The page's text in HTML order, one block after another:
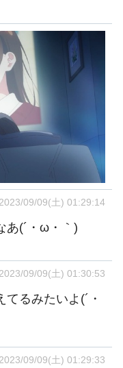
2023/09/09(土) 01:29:14
あ(´・ω・｀)
2023/09/09(土) 01:30:53
るみたいよ(´・
2023/09/09(土) 01:29:33